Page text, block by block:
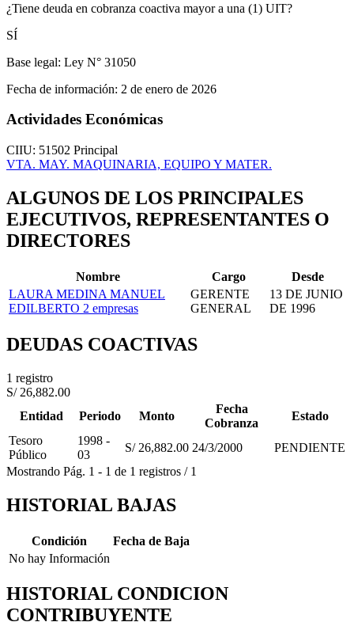
¿Tiene deuda en cobranza coactiva mayor a una (1) UIT?
SÍ
Base legal: Ley N° 31050
Fecha de información: 2 de enero de 2026
Actividades Económicas
CIIU: 51502 Principal
VTA. MAY. MAQUINARIA, EQUIPO Y MATER.
ALGUNOS DE LOS PRINCIPALES
EJECUTIVOS, REPRESENTANTES O
DIRECTORES
Nombre Cargo
Desde
LAURA MEDINA MANUEL
EDILBERTO 2 empresas
GERENTE
GENERAL
13 DE JUNIO
DE 1996
DEUDAS COACTIVAS
1 registro
S/ 26,882.00
Entidad
Periodo Monto
Fecha
Cobranza
Estado
Tesoro
Público
1998 -
03
S/ 26,882.00 24/3/2000
PENDIENTE
Mostrando Pág. 1 - 1 de 1 registros / 1
HISTORIAL BAJAS
Condición
Fecha de Baja
No hay Información
HISTORIAL CONDICION
CONTRIBUYENTE